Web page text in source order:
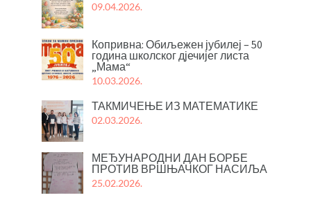
09.04.2026.
Копривна: Обиљежен јубилеј – 50
година школског дјечијег листа
„Мама“
10.03.2026.
ТАКМИЧЕЊЕ ИЗ МАТЕМАТИКЕ
02.03.2026.
МЕЂУНАРОДНИ ДАН БОРБЕ
ПРОТИВ ВРШЊАЧКОГ НАСИЉА
25.02.2026.